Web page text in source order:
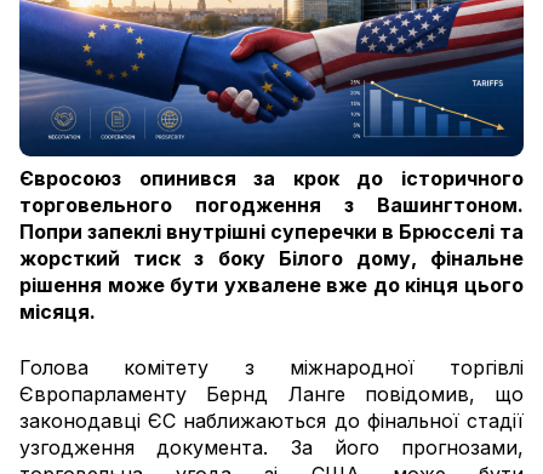
Євросоюз опинився за крок до історичного
торговельного погодження з Вашингтоном.
Попри запеклі внутрішні суперечки в Брюсселі та
жорсткий тиск з боку Білого дому, фінальне
рішення може бути ухвалене вже до кінця цього
місяця.
Голова комітету з міжнародної торгівлі
Європарламенту Бернд Ланге повідомив, що
законодавці ЄС наближаються до фінальної стадії
узгодження документа. За його прогнозами,